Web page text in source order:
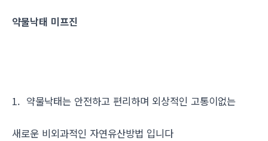
약물낙태 미프진
1. 약물낙태는 안전하고 편리하며 외상적인 고통이없는
새로운 비외과적인 자연유산방법 입니다